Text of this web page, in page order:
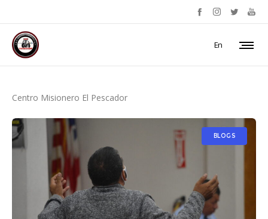
En
Centro Misionero El Pescador
BLOGS